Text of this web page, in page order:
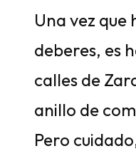
Una vez que
deberes, es
calles de
anillo de
Pero